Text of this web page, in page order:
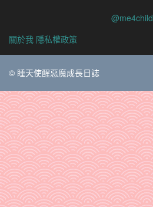
@me4child
關於我 隱私權政策
© 睡天使醒惡魔成長日誌